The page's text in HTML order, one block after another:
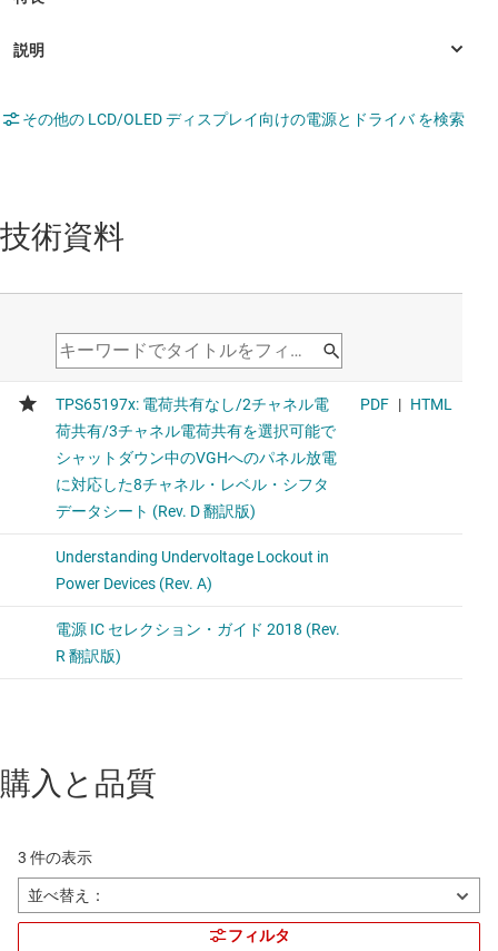
その他の LCD/OLED ディスプレイ向けの電源とドライバ を検索
技術資料
購入と品質